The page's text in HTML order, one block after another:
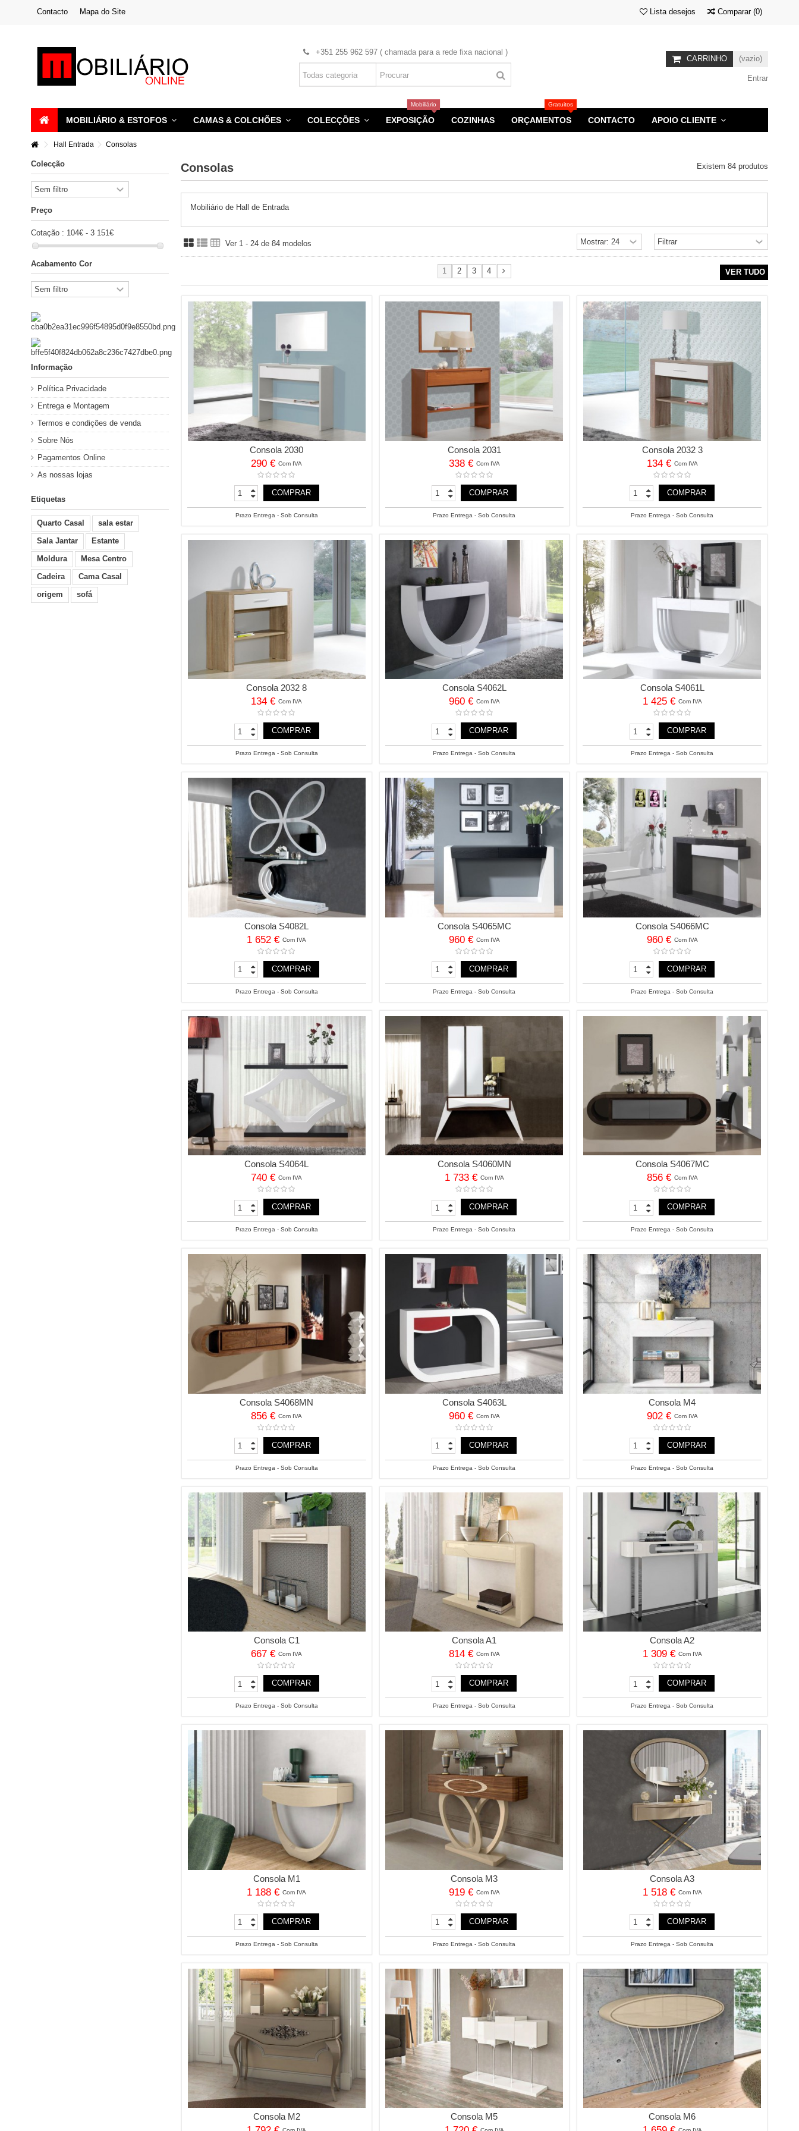
Contacto Mapa do Site Comparar (0)
Lista desejos
+351 255 962 597 ( chamada para a rede fixa nacional )
CARRINHO (vazio)
Entrar
MOBILIÁRIO & ESTOFOS CAMAS & COLCHÕES COLECÇÕES EXPOSIÇÃO
Mobiliário
COZINHAS ORÇAMENTOS
Gratuitos
CONTACTO APOIO CLIENTE
Hall Entrada Consolas
Colecção
Preço
Cotação : 104€ - 3 151€
Acabamento Cor
Informação
Política Privacidade
Entrega e Montagem
Termos e condições de venda
Sobre Nós
Pagamentos Online
As nossas lojas
Etiquetas
Quarto Casal
sala estar
Sala Jantar
Estante
Moldura
Mesa Centro
Cadeira
Cama Casal
origem
sofá
Consolas Existem 84 produtos
Mobiliário de Hall de Entrada
Ver 1 - 24 de 84 modelos
VER TUDO
1 2 3 4
Consola 2030
290 €Com IVA
COMPRAR
Prazo Entrega - Sob Consulta
Consola 2031
338 € Com IVA
COMPRAR
Prazo Entrega - Sob Consulta
Consola 2032 3
134 € Com IVA
COMPRAR
Prazo Entrega - Sob Consulta
Consola 2032 8
134 €Com IVA
COMPRAR
Prazo Entrega - Sob Consulta
Consola S4062L
960 € Com IVA
COMPRAR
Prazo Entrega - Sob Consulta
Consola S4061L
1 425 € Com IVA
COMPRAR
Prazo Entrega - Sob Consulta
Consola S4082L
1 652 €Com IVA
COMPRAR
Prazo Entrega - Sob Consulta
Consola S4065MC
960 € Com IVA
COMPRAR
Prazo Entrega - Sob Consulta
Consola S4066MC
960 € Com IVA
COMPRAR
Prazo Entrega - Sob Consulta
Consola S4064L
740 €Com IVA
COMPRAR
Prazo Entrega - Sob Consulta
Consola S4060MN
1 733 € Com IVA
COMPRAR
Prazo Entrega - Sob Consulta
Consola S4067MC
856 € Com IVA
COMPRAR
Prazo Entrega - Sob Consulta
Consola S4068MN
856 €Com IVA
COMPRAR
Prazo Entrega - Sob Consulta
Consola S4063L
960 € Com IVA
COMPRAR
Prazo Entrega - Sob Consulta
Consola M4
902 € Com IVA
COMPRAR
Prazo Entrega - Sob Consulta
Consola C1
667 €Com IVA
COMPRAR
Prazo Entrega - Sob Consulta
Consola A1
814 € Com IVA
COMPRAR
Prazo Entrega - Sob Consulta
Consola A2
1 309 € Com IVA
COMPRAR
Prazo Entrega - Sob Consulta
Consola M1
1 188 €Com IVA
COMPRAR
Prazo Entrega - Sob Consulta
Consola M3
919 € Com IVA
COMPRAR
Prazo Entrega - Sob Consulta
Consola A3
1 518 € Com IVA
COMPRAR
Prazo Entrega - Sob Consulta
Consola M2 Consola M5 Consola M6